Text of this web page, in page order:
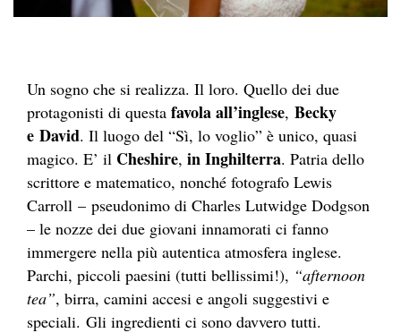
Un sogno che si realizza. Il loro. Quello dei due
protagonisti di questa favola all’inglese, Becky
e David. Il luogo del “Sì, lo voglio” è unico, quasi
magico. E’ il Cheshire, in Inghilterra. Patria dello
scrittore e matematico, nonché fotografo Lewis
Carroll – pseudonimo di Charles Lutwidge Dodgson
– le nozze dei due giovani innamorati ci fanno
immergere nella più autentica atmosfera inglese.
Parchi, piccoli paesini (tutti bellissimi!), “afternoon
tea”, birra, camini accesi e angoli suggestivi e
speciali. Gli ingredienti ci sono davvero tutti.